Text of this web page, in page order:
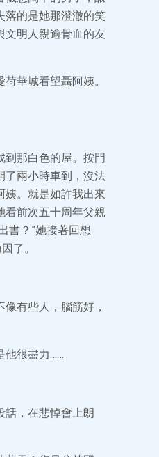
落的是她那澄澈的笑
文明人親逾骨血的友
華城看望聶阿姨。
到那白色的屋。按門
了兩小時車到，沒法
姨。就是如許我出來
看前次五十周年父親
書？”她接著回想
了。
有些人，腦筋好，
他很盡力……
話，在悲悼會上朗